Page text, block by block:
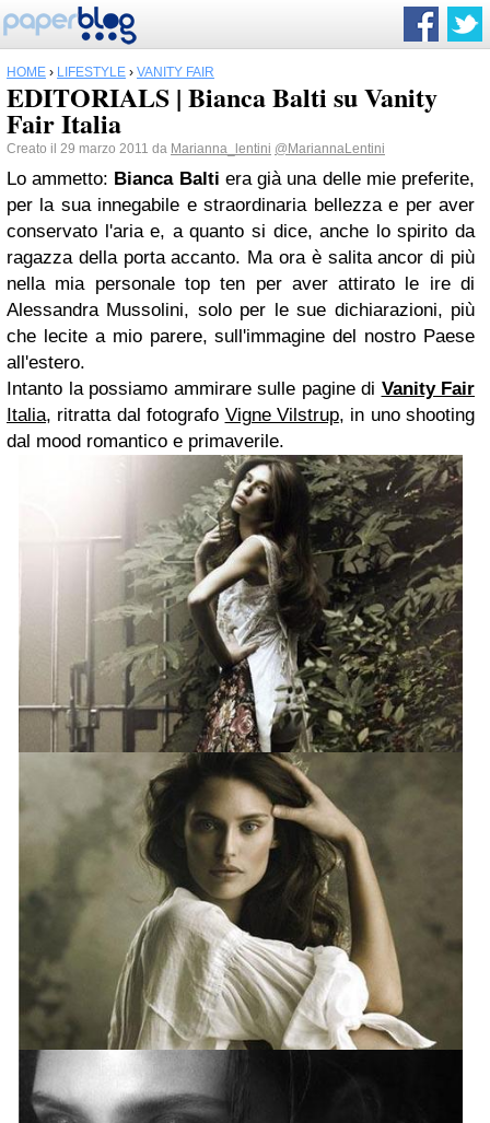
HOME › LIFESTYLE › VANITY FAIR
EDITORIALS | Bianca Balti su Vanity
Fair Italia
Creato il 29 marzo 2011 da Marianna_lentini @MariannaLentini
Lo ammetto: Bianca Balti era già una delle mie preferite,
per la sua innegabile e straordinaria bellezza e per aver
conservato l'aria e, a quanto si dice, anche lo spirito da
ragazza della porta accanto. Ma ora è salita ancor di più
nella mia personale top ten per aver attirato le ire di
Alessandra Mussolini, solo per le sue dichiarazioni, più
che lecite a mio parere, sull'immagine del nostro Paese
all'estero.
Intanto la possiamo ammirare sulle pagine di Vanity Fair
Italia, ritratta dal fotografo Vigne Vilstrup, in uno shooting
dal mood romantico e primaverile.